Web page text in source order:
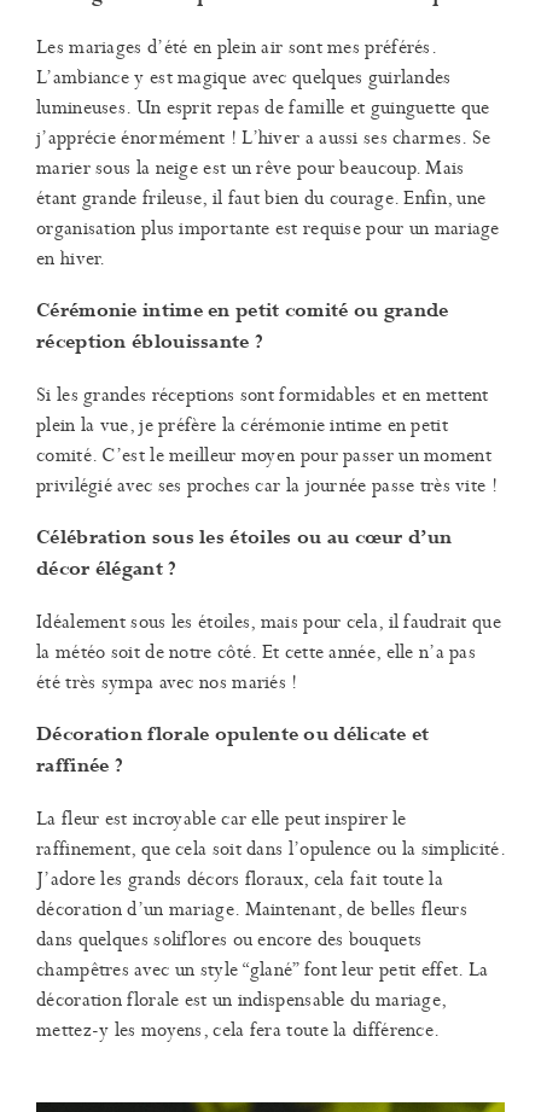
Les mariages d’été en plein air sont mes préférés.
L’ambiance y est magique avec quelques guirlandes
lumineuses. Un esprit repas de famille et guinguette que
j’apprécie énormément ! L’hiver a aussi ses charmes. Se
marier sous la neige est un rêve pour beaucoup. Mais
étant grande frileuse, il faut bien du courage. Enfin, une
organisation plus importante est requise pour un mariage
en hiver.
Cérémonie intime en petit comité ou grande
réception éblouissante ?
Si les grandes réceptions sont formidables et en mettent
plein la vue, je préfère la cérémonie intime en petit
comité. C’est le meilleur moyen pour passer un moment
privilégié avec ses proches car la journée passe très vite !
Célébration sous les étoiles ou au cœur d’un
décor élégant ?
Idéalement sous les étoiles, mais pour cela, il faudrait que
la météo soit de notre côté. Et cette année, elle n’a pas
été très sympa avec nos mariés !
Décoration florale opulente ou délicate et
raffinée ?
La fleur est incroyable car elle peut inspirer le
raffinement, que cela soit dans l’opulence ou la simplicité.
J’adore les grands décors floraux, cela fait toute la
décoration d’un mariage. Maintenant, de belles fleurs
dans quelques soliflores ou encore des bouquets
champêtres avec un style “glané” font leur petit effet. La
décoration florale est un indispensable du mariage,
mettez-y les moyens, cela fera toute la différence.